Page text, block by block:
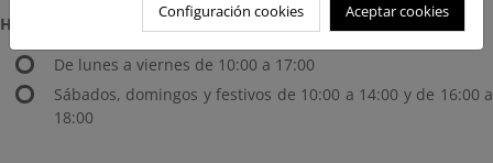
Horario de visitas:
De lunes a viernes de 10:00 a 17:00
Sábados, domingos y festivos de 10:00 a 14:00 y de 16:00 a
18:00
Configuración cookies Aceptar cookies